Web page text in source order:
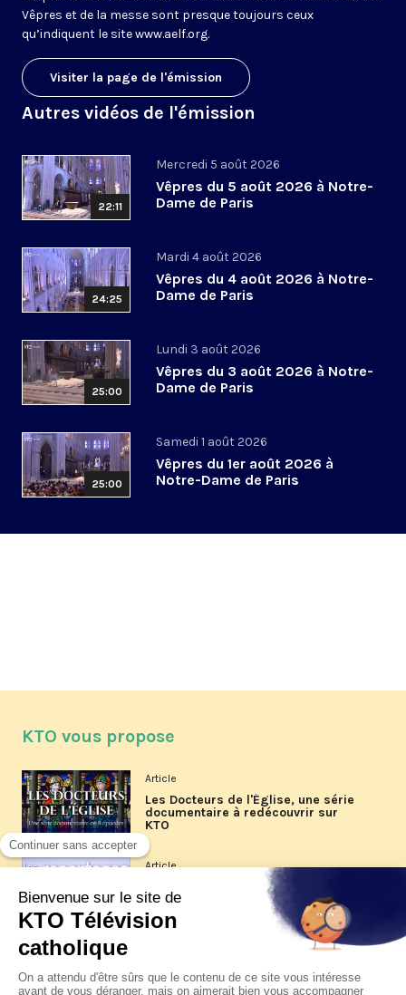
Vêpres et de la messe sont presque toujours ceux
qu’indiquent le sitewww.aelf.org.
Visiter la page de l'émission
Autres vidéos de l'émission
22:11
Mercredi 5 août 2026
Vêpres du 5 août 2026 à Notre-
Dame de Paris
24:25
Mardi 4 août 2026
Vêpres du 4 août 2026 à Notre-
Dame de Paris
25:00
Lundi 3 août 2026
Vêpres du 3 août 2026 à Notre-
Dame de Paris
25:00
Samedi 1 août 2026
Vêpres du 1er août 2026 à
Notre-Dame de Paris
KTO vous propose
Article
Les Docteurs de l'Église, une série
documentaire à redécouvrir sur
KTO
Article
Les reportages d'été 2026 de KTO
La visite pastorale du pape Léon
XIV à Assise à suivre sur KTO le